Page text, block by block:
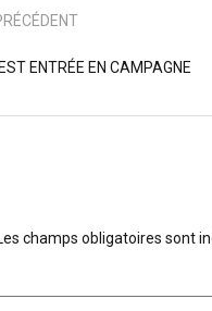
ENTRÉE EN CAMPAGNE
champs obligatoires sont